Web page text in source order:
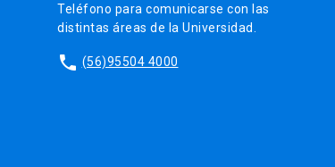
Teléfono para comunicarse con las
distintas áreas de la Universidad.
phone (56)95504 4000